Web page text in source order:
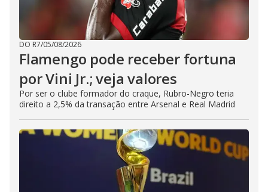
DO R7/05/08/2026
Flamengo pode receber fortuna
por Vini Jr.; veja valores
Por ser o clube formador do craque, Rubro-Negro teria
direito a 2,5% da transação entre Arsenal e Real Madrid